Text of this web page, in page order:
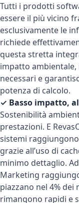
Tutti i prodotti
essere il più vicino
esclusivamente le
richiede
questa stretta
impatto
necessari e
potenza di calcolo.
✓ Basso impatto,
Sostenibilità
prestazioni. E
sistemi
grazie all’uso di
minimo dettaglio.
Marketing
piazzano nel 4%
rimangono rapidi e